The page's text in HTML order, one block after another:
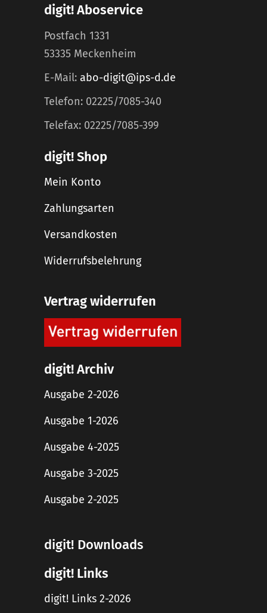
digit! Aboservice
Postfach 1331
53335 Meckenheim
E-Mail: abo-digit@ips-d.de
Telefon: 02225/7085-340
Telefax: 02225/7085-399
digit! Shop
Mein Konto
Zahlungsarten
Versandkosten
Widerrufsbelehrung
Vertrag widerrufen
digit! Archiv
Ausgabe 2-2026
Ausgabe 1-2026
Ausgabe 4-2025
Ausgabe 3-2025
Ausgabe 2-2025
digit! Downloads
digit! Links
digit! Links 2-2026